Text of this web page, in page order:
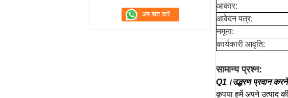
आकार:
आवेदन पत्र:
नमूना:
कार्यकारी आवृति:
सामान्य प्रश्न:
Q1।उद्धरण प्रदान
कृपया हमें अपने उत्पाद